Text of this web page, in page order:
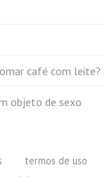
café com leite?
objeto de sexo
termos de uso